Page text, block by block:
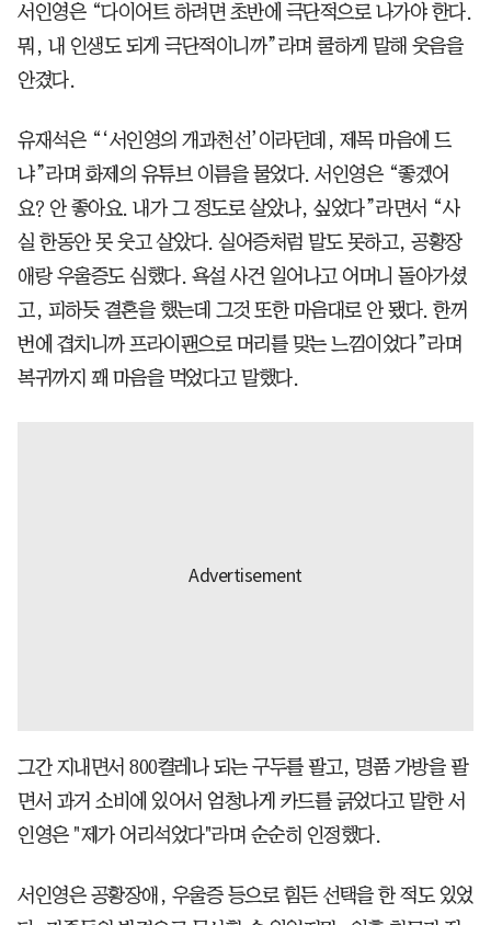
서인영은 “다이어트 하려면 초반에 극단적으로 나가야 한다.
뭐, 내 인생도 되게 극단적이니까”라며 쿨하게 말해 웃음을
안겼다.
유재석은 “‘서인영의 개과천선’이라던데, 제목 마음에 드
냐”라며 화제의 유튜브 이름을 물었다. 서인영은 “좋겠어
요? 안 좋아요. 내가 그 정도로 살았나, 싶었다”라면서 “사
실 한동안 못 웃고 살았다. 실어증처럼 말도 못하고, 공황장
애랑 우울증도 심했다. 욕설 사건 일어나고 어머니 돌아가셨
고, 피하듯 결혼을 했는데 그것 또한 마음대로 안 됐다. 한꺼
번에 겹치니까 프라이팬으로 머리를 맞는 느낌이었다”라며
복귀까지 꽤 마음을 먹었다고 말했다.
그간 지내면서 800켤레나 되는 구두를 팔고, 명품 가방을 팔
면서 과거 소비에 있어서 엄청나게 카드를 긁었다고 말한 서
인영은 "제가 어리석었다"라며 순순히 인정했다.
서인영은 공황장애, 우울증 등으로 힘든 선택을 한 적도 있었